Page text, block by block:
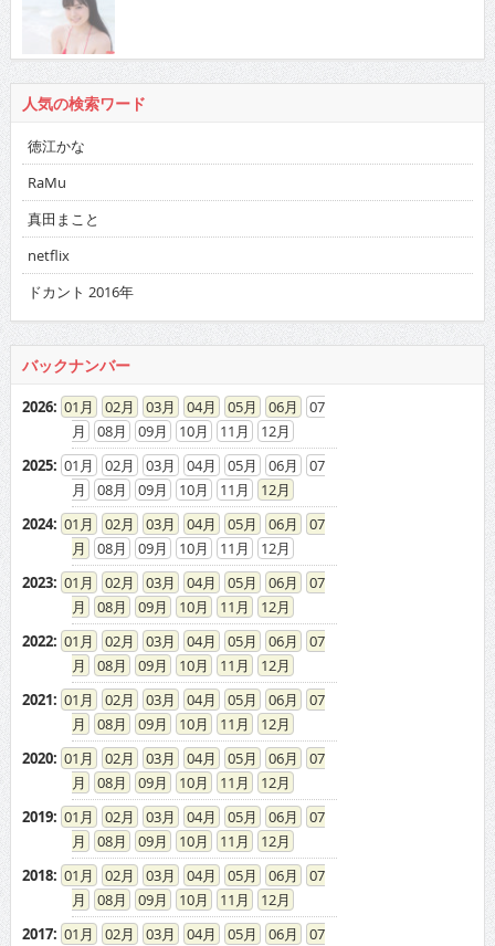
人気の検索ワード
徳江かな
RaMu
真田まこと
netflix
ドカント 2016年
バックナンバー
2026: 01 02 03 04 05 06
07
08
09 10 11
12
2025: 01 02 03 04 05 06
07
08
09 10 11
12
2024: 01 02 03 04 05 06
07
08
09 10 11
12
2023: 01 02 03 04 05 06
07
08
09 10 11
12
2022: 01 02 03 04 05 06
07
08
09 10 11
12
2021: 01 02 03 04 05 06
07
08
09 10 11
12
2020: 01 02 03 04 05 06
07
08
09 10 11
12
2019: 01 02 03 04 05 06
07
08
09 10 11
12
2018: 01 02 03 04 05 06
07
08
09 10 11
12
2017: 01 02 03 04 05 06
07